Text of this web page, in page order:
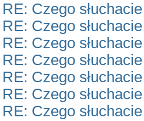
RE: Czego
RE: Czego
RE: Czego
RE: Czego
RE: Czego
RE: Czego
RE: Czego